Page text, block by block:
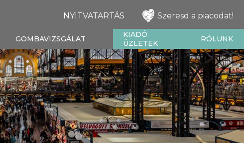
NYITVATARTÁS Szeresd a piacodat!
GOMBAVIZSGÁLAT
KIADÓ
ÜZLETEK
RÓLUNK